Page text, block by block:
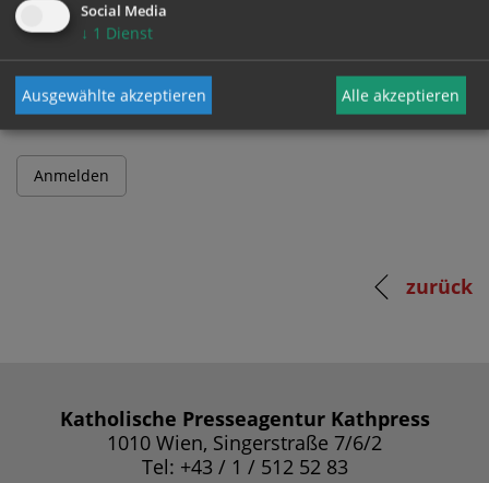
zurück
Katholische Presseagentur Kathpress
1010 Wien, Singerstraße 7/6/2
Tel: +43 / 1 / 512 52 83
Social Media
↓ 1 Dienst
Ausgewählte akzeptieren Alle akzeptieren